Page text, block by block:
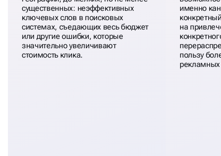
существенных: неэффективных
ключевых слов в поисковых
системах, съедающих весь бюджет
или другие ошибки, которые
значительно увеличивают
стоимость клика.
именно
на
пользу